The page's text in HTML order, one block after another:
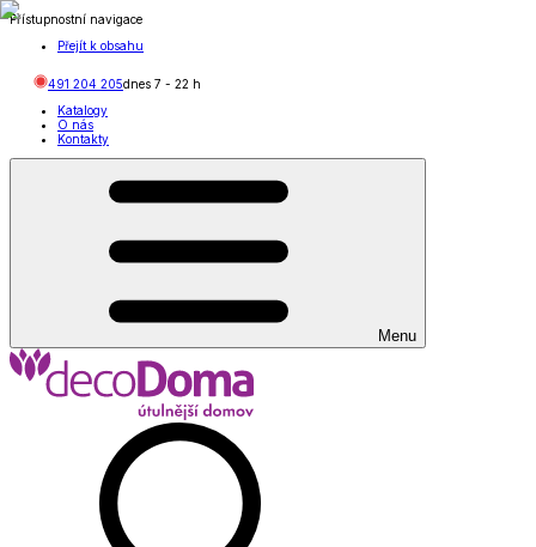
Přístupnostní navigace
Přejít k obsahu
491 204 205dnes 7 - 22 h
Katalogy
O nás
Kontakty
Menu